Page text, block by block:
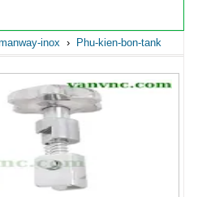
inox › Phu-kien-bon-tank